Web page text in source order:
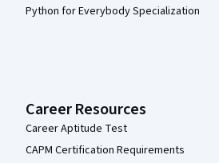
Python for Everybody Specialization
Career Resources
Career Aptitude Test
CAPM Certification Requirements